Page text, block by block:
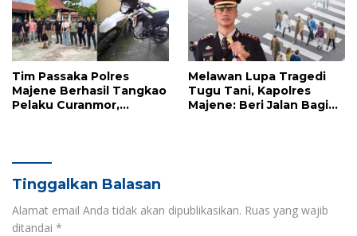
Tim Passaka Polres
Majene Berhasil Tangkao
Pelaku Curanmor,
Melawan Lupa Tragedi
Tugu Tani, Kapolres
Majene: Beri Jalan Bagi
Tinggalkan Balasan
Alamat email Anda tidak akan dipublikasikan. Ruas yang wajib
ditandai *